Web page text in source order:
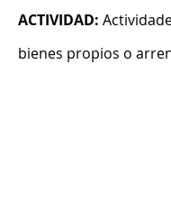
ACTIVIDAD:
bienes propios o